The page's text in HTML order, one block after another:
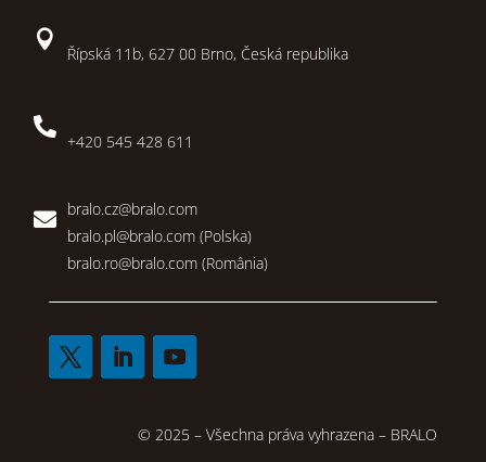

Řípská 11b, 627 00 Brno, Česká republika

+420 545 428 611
 bralo.cz@bralo.com
bralo.pl@bralo.com (Polska)
bralo.ro@bralo.com (România)
© 2025 – Všechna práva vyhrazena – BRALO